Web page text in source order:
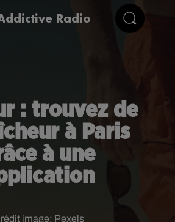
Radio
: trouvez de
à Paris
à une
image: Pexels